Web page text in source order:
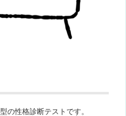
の性格診断テストです。